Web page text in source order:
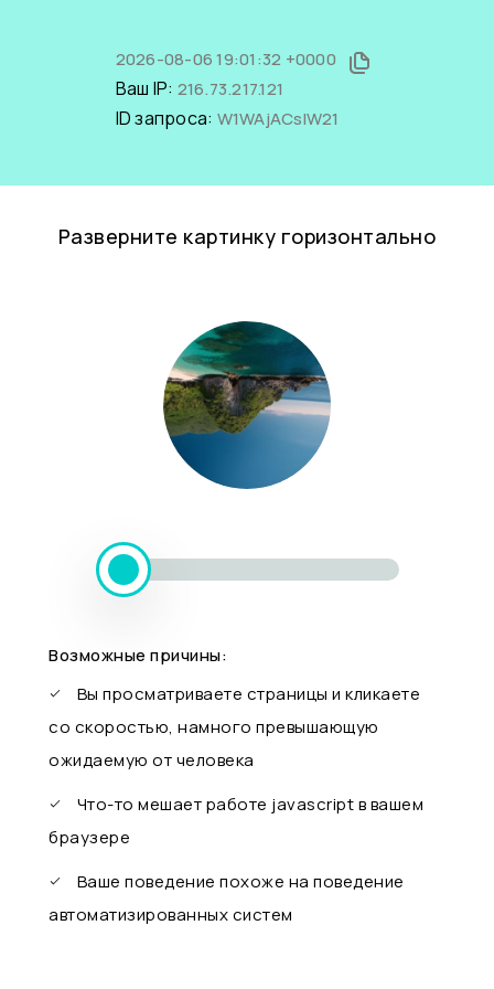
2026-08-06 19:01:32 +0000
Ваш IP: 216.73.217.121
ID запроса: W1WAjACslW21
Разверните картинку горизонтально
Возможные причины:
Вы просматриваете страницы и кликаете
со скоростью, намного превышающую
ожидаемую от человека
Что-то мешает работе javascript в вашем
браузере
Ваше поведение похоже на поведение
автоматизированных систем